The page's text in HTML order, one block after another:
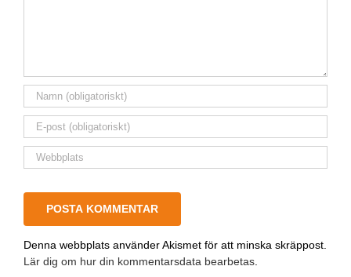
Denna webbplats använder Akismet för att minska skräppost.
Lär dig om hur din kommentarsdata bearbetas